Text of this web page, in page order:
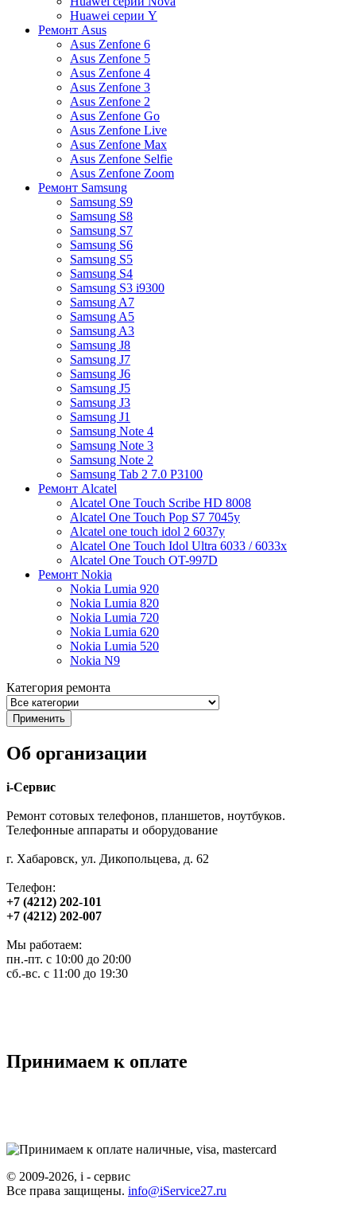
Huawei серии Y
Ремонт Asus
Asus Zenfone 6
Asus Zenfone 5
Asus Zenfone 4
Asus Zenfone 3
Asus Zenfone 2
Asus Zenfone Go
Asus Zenfone Live
Asus Zenfone Max
Asus Zenfone Selfie
Asus Zenfone Zoom
Ремонт Samsung
Samsung S9
Samsung S8
Samsung S7
Samsung S6
Samsung S5
Samsung S4
Samsung S3 i9300
Samsung A7
Samsung A5
Samsung A3
Samsung J8
Samsung J7
Samsung J6
Samsung J5
Samsung J3
Samsung J1
Samsung Note 4
Samsung Note 3
Samsung Note 2
Samsung Tab 2 7.0 P3100
Ремонт Alcatel
Alcatel One Touch Scribe HD 8008
Alcatel One Touch Pop S7 7045y
Alcatel one touch idol 2 6037y
Alcatel One Touch Idol Ultra 6033 / 6033x
Alcatel One Touch OT-997D
Ремонт Nokia
Nokia Lumia 920
Nokia Lumia 820
Nokia Lumia 720
Nokia Lumia 620
Nokia Lumia 520
Nokia N9
Категория ремонта
Об организации
i-Сервис
Ремонт сотовых телефонов, планшетов, ноутбуков.
Телефонные аппараты и оборудование
г. Хабаровск, ул. Дикопольцева, д. 62
Телефон:
+7 (4212) 202-101
+7 (4212) 202-007
Мы работаем:
пн.-пт. с 10:00 до 20:00
сб.-вс. с 11:00 до 19:30
Принимаем к оплате
© 2009-2026, i - сервис
Все права защищены. info@iService27.ru